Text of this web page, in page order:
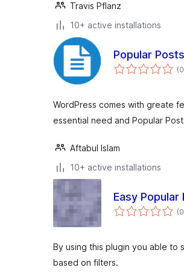
Travis Pflanz
10+ active installations
Popular Posts
(0
WordPress comes with greate
essential need and Popular
Aftabul Islam
10+ active installations
Easy
(0
By using this plugin you able to
based on filters.